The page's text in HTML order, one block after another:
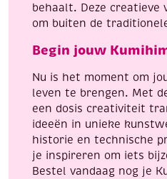
behaalt. Deze
om buiten de
Begin jouw
Nu is het moment om
leven te brengen. Met
een dosis creativiteit
ideeën in unieke
historie en technische
je inspireren om iets
Bestel vandaag nog je